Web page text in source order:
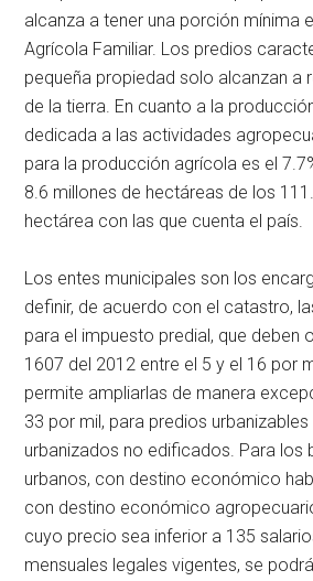
alcanza a tener una porción mínima
Agrícola Familiar. Los predios
pequeña propiedad solo alcanzan a
de la tierra. En cuanto a la
dedicada a las actividades
para la producción agrícola es el
8.6 millones de hectáreas de los
hectárea con las que cuenta el país.
Los entes municipales son los
definir, de acuerdo con el catastro,
para el impuesto predial, que deben
1607 del 2012 entre el 5 y el 16 por
permite ampliarlas de manera
33 por mil, para predios
urbanizados no edificados. Para los
urbanos, con destino económico
con destino económico
cuyo precio sea inferior a 135
mensuales legales vigentes, se